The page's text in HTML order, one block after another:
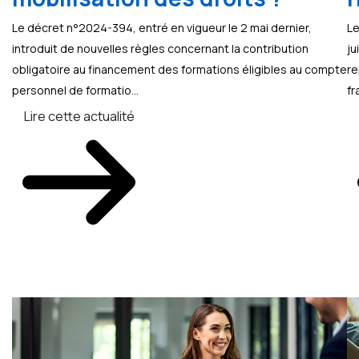
Le décret n°2024-394, entré en vigueur le 2 mai dernier,
introduit de nouvelles règles concernant la contribution
obligatoire au financement des formations éligibles au compte
personnel de formatio...
Lire cette actualité